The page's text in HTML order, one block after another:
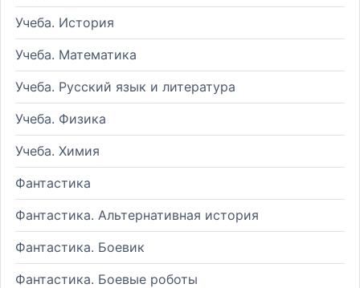
Учеба. История
Учеба. Математика
Учеба. Русский язык и литература
Учеба. Физика
Учеба. Химия
Фантастика
Фантастика. Альтернативная история
Фантастика. Боевик
Фантастика. Боевые роботы